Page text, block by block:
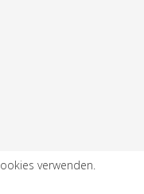
verwenden.